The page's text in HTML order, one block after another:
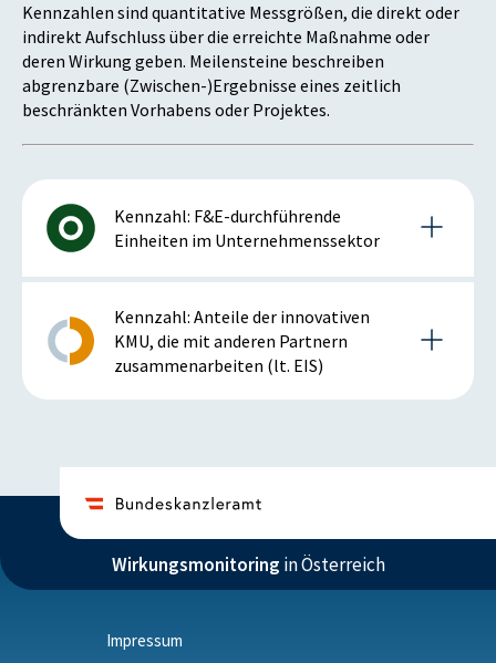
Kennzahlen sind quantitative Messgrößen, die direkt oder
indirekt Aufschluss über die erreichte Maßnahme oder
deren Wirkung geben. Meilensteine beschreiben
abgrenzbare (Zwischen-)Ergebnisse eines zeitlich
beschränkten Vorhabens oder Projektes.
Kennzahl: F&E-durchführende
Einheiten im Unternehmenssektor
Details zur Kennzahl
2020
3.872 3.722
Kennzahl: Anteile der innovativen
KMU, die mit anderen Partnern
zusammenarbeiten (lt. EIS)
2020
Anmerkung: positiv bei steigender Kennzahl
ISTWERT
Wirkungsmonitoring in Österreich
Impressum